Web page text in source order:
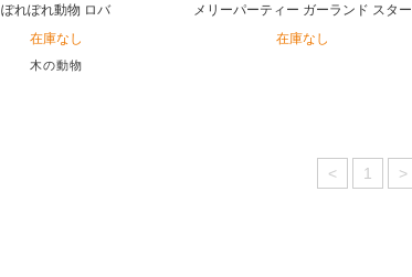
ぽれぽれ動物 ロバ
在庫なし
木の動物
メリーパーティー ガーランド スター
在庫なし
< 1 >